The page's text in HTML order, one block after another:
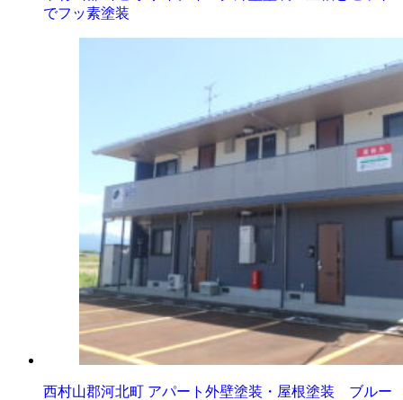
でフッ素塗装
西村山郡河北町 アパート外壁塗装・屋根塗装 ブルー